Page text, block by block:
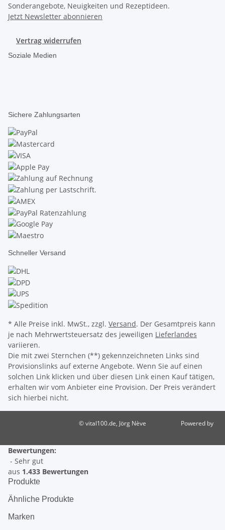
Sonderangebote, Neuigkeiten und Rezeptideen.
Jetzt Newsletter abonnieren
Vertrag widerrufen
Soziale Medien
Sichere Zahlungsarten
Schneller Versand
* Alle Preise inkl. MwSt., zzgl. Versand. Der Gesamtpreis kann
je nach Mehrwertsteuersatz des jeweiligen Lieferlandes
variieren.
Die mit zwei Sternchen (**) gekennzeichneten Links sind
Provisionslinks auf externe Angebote. Wenn Sie auf einen
solchen Link klicken und über diesen Link einen Kauf tätigen,
erhalten wir vom Anbieter eine Provision. Der Preis verändert
sich hierbei nicht.
© vital100.de, Jörg Nève
Powered by
Bewertungen:
- Sehr gut
aus 1.433 Bewertungen
Produkte
Ähnliche Produkte
Marken